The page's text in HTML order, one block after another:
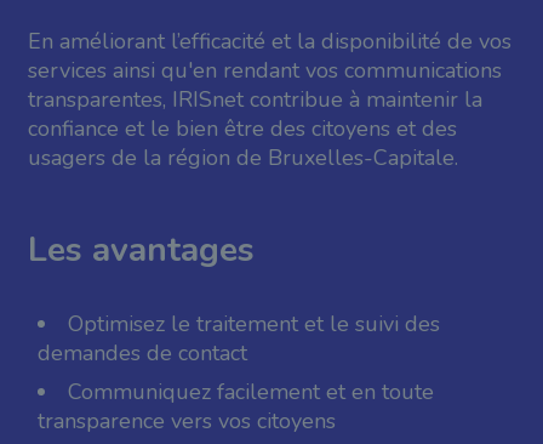
En améliorant l’efficacité et la disponibilité de vos
services ainsi qu'en rendant vos communications
transparentes, IRISnet contribue à maintenir la
confiance et le bien être des citoyens et des
usagers de la région de Bruxelles-Capitale.
Les avantages
Optimisez le traitement et le suivi des
demandes de contact
Communiquez facilement et en toute
transparence vers vos citoyens